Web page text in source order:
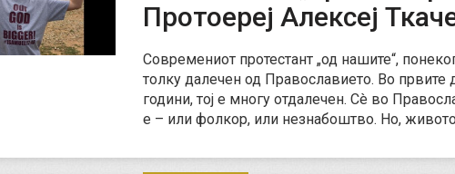
Протоереј Алексеј
Современиот протестант „од нашите“,
толку далечен од Православието. Во првите
години, тој е многу отдалечен. Сè во
е – или фолкор, или незнабоштво. Но,